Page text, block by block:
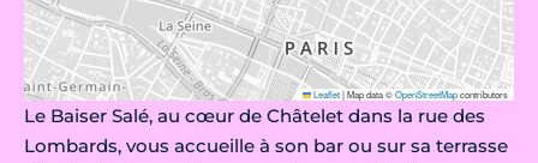
Leaflet|Map data ©OpenStreetMapcontributors
Le Baiser Salé, au cœur de Châtelet dans la rue des
Lombards, vous accueille à son bar ou sur sa terrasse